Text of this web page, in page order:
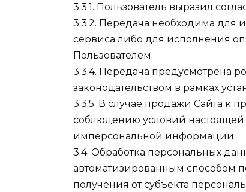
3.3.1. Пользователь выразил
3.3.2. Передача необходима для
сервиса либо для исполнения
Пользователем.
3.3.4. Передача
законодательством в рамках
3.3.5. В случае продажи Сайта к
соблюдению условий
имперсональной информации.
3.4. Обработка персональных
автоматизированным способом
получения от субъекта